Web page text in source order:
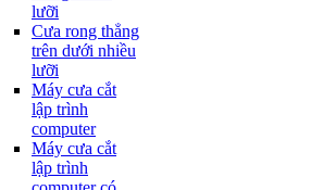
lưỡi
Cưa rong thẳng
trên dưới nhiều
lưỡi
Máy cưa cắt
lập trình
computer
Máy cưa cắt
lập trình